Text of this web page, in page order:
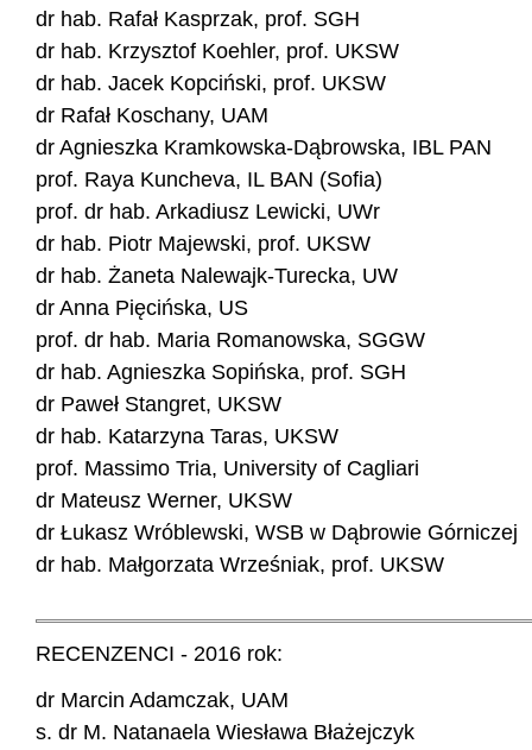
dr hab. Rafał Kasprzak, prof. SGH
dr hab. Krzysztof Koehler, prof. UKSW
dr hab. Jacek Kopciński, prof. UKSW
dr Rafał Koschany, UAM
dr Agnieszka Kramkowska-Dąbrowska, IBL PAN
prof. Raya Kuncheva, IL BAN (Sofia)
prof. dr hab. Arkadiusz Lewicki, UWr
dr hab. Piotr Majewski, prof. UKSW
dr hab. Żaneta Nalewajk-Turecka, UW
dr Anna Pięcińska, US
prof. dr hab. Maria Romanowska, SGGW
dr hab. Agnieszka Sopińska, prof. SGH
dr Paweł Stangret, UKSW
dr hab. Katarzyna Taras, UKSW
prof. Massimo Tria, University of Cagliari
dr Mateusz Werner, UKSW
dr Łukasz Wróblewski, WSB w Dąbrowie Górniczej
dr hab. Małgorzata Wrześniak, prof. UKSW
RECENZENCI - 2016 rok:
dr Marcin Adamczak, UAM
s. dr M. Natanaela Wiesława Błażejczyk